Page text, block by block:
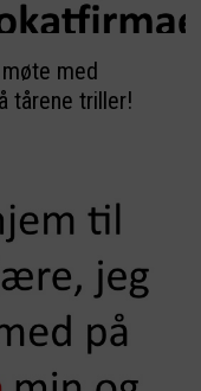
med
tårene triller!